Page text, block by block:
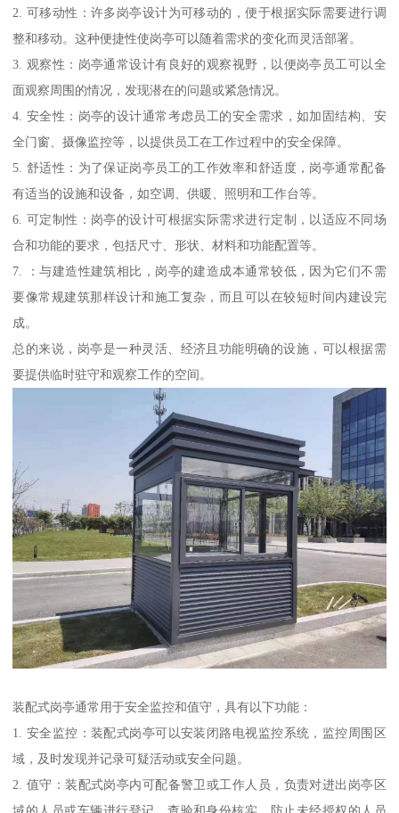
2. 可移动性：许多岗亭设计为可移动的，便于根据实际需要进行调
整和移动。这种便捷性使岗亭可以随着需求的变化而灵活部署。
3. 观察性：岗亭通常设计有良好的观察视野，以便岗亭员工可以全
面观察周围的情况，发现潜在的问题或紧急情况。
4. 安全性：岗亭的设计通常考虑员工的安全需求，如加固结构、安
全门窗、摄像监控等，以提供员工在工作过程中的安全保障。
5. 舒适性：为了保证岗亭员工的工作效率和舒适度，岗亭通常配备
有适当的设施和设备，如空调、供暖、照明和工作台等。
6. 可定制性：岗亭的设计可根据实际需求进行定制，以适应不同场
合和功能的要求，包括尺寸、形状、材料和功能配置等。
7. ：与建造性建筑相比，岗亭的建造成本通常较低，因为它们不需
要像常规建筑那样设计和施工复杂，而且可以在较短时间内建设完
成。
总的来说，岗亭是一种灵活、经济且功能明确的设施，可以根据需
要提供临时驻守和观察工作的空间。
装配式岗亭通常用于安全监控和值守，具有以下功能：
1. 安全监控：装配式岗亭可以安装闭路电视监控系统，监控周围区
域，及时发现并记录可疑活动或安全问题。
2. 值守：装配式岗亭内可配备警卫或工作人员，负责对进出岗亭区